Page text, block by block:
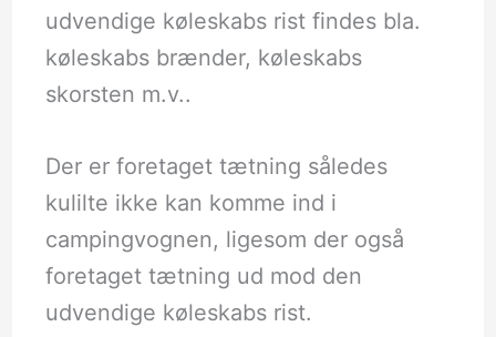
udvendige køleskabs rist findes bla.
køleskabs brænder, køleskabs
skorsten m.v..
Der er foretaget tætning således
kulilte ikke kan komme ind i
campingvognen, ligesom der også
foretaget tætning ud mod den
udvendige køleskabs rist.